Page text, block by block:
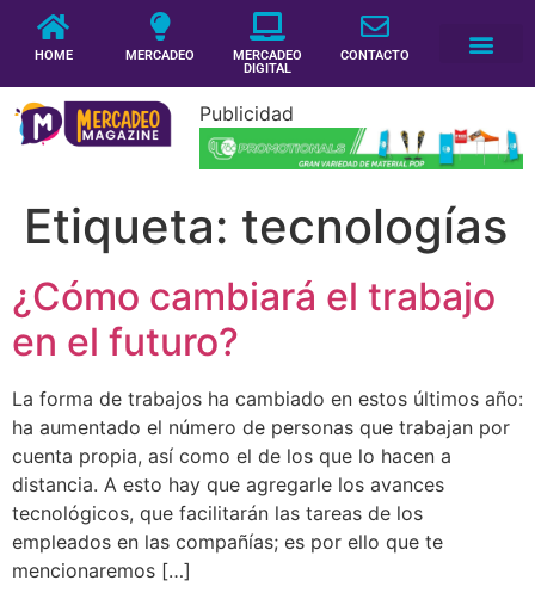
HOME MERCADEO
MERCADEO
DIGITAL
CONTACTO
Publicidad
Etiqueta: tecnologías
¿Cómo cambiará el trabajo
en el futuro?
La forma de trabajos ha cambiado en estos últimos año:
ha aumentado el número de personas que trabajan por
cuenta propia, así como el de los que lo hacen a
distancia. A esto hay que agregarle los avances
tecnológicos, que facilitarán las tareas de los
empleados en las compañías; es por ello que te
mencionaremos […]